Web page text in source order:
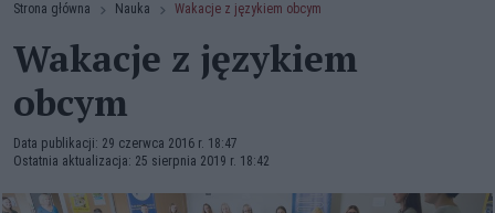
Strona główna Nauka Wakacje z językiem obcym
Wakacje z językiem
obcym
Data publikacji: 29 czerwca 2016 r. 18:47
Ostatnia aktualizacja: 25 sierpnia 2019 r. 18:42